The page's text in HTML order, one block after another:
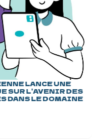
LANCE UNE
SUR L’AVENIR DES
DANS LE DOMAINE